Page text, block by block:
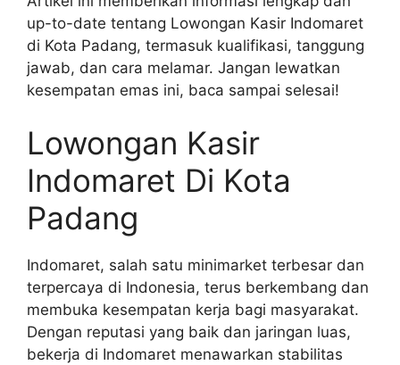
up-to-date tentang Lowongan Kasir Indomaret
di Kota Padang, termasuk kualifikasi, tanggung
jawab, dan cara melamar. Jangan lewatkan
kesempatan emas ini, baca sampai selesai!
Lowongan Kasir
Indomaret Di Kota
Padang
Indomaret, salah satu minimarket terbesar dan
terpercaya di Indonesia, terus berkembang dan
membuka kesempatan kerja bagi masyarakat.
Dengan reputasi yang baik dan jaringan luas,
bekerja di Indomaret menawarkan stabilitas